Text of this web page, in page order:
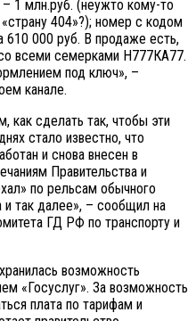
1 млн.руб. (неужто кому-то
404»?); номер с кодом
000 руб. В продаже есть,
всеми семерками Н777КА77.
под ключ», –
канале.
как сделать так, чтобы эти
стало известно, что
и снова внесен в
Правительства и
по рельсам обычного
и так далее», – сообщил на
ГД РФ по транспорту и
возможность
«Госуслуг». За возможность
плата по тарифам и